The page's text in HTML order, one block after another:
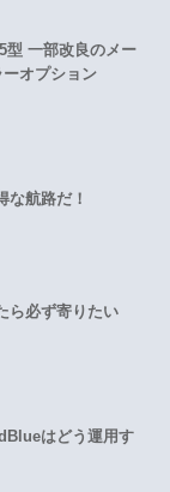
型 一部改良のメー
オプション
な航路だ！
ら必ず寄りたい
はどう運用す